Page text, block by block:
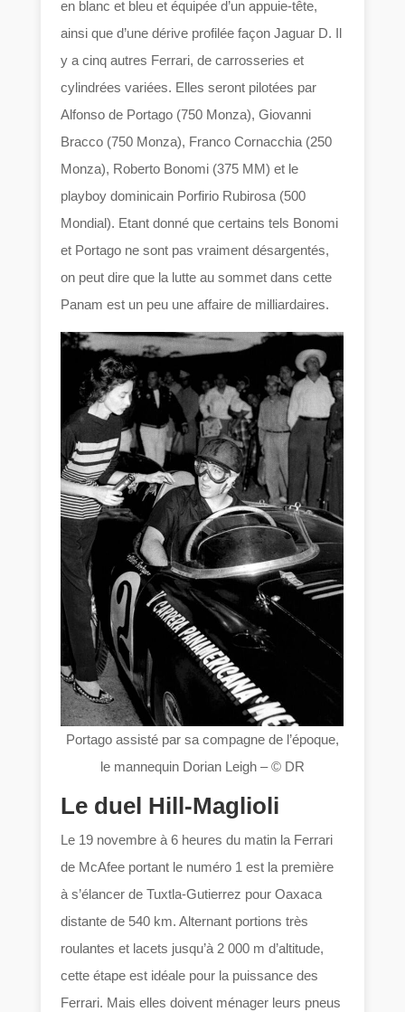
en blanc et bleu et équipée d’un appuie-tête,
ainsi que d’une dérive profilée façon Jaguar D. Il
y a cinq autres Ferrari, de carrosseries et
cylindrées variées. Elles seront pilotées par
Alfonso de Portago (750 Monza), Giovanni
Bracco (750 Monza), Franco Cornacchia (250
Monza), Roberto Bonomi (375 MM) et le
playboy dominicain Porfirio Rubirosa (500
Mondial). Etant donné que certains tels Bonomi
et Portago ne sont pas vraiment désargentés,
on peut dire que la lutte au sommet dans cette
Panam est un peu une affaire de milliardaires.
Portago assisté par sa compagne de l’époque,
le mannequin Dorian Leigh – © DR
Le duel Hill-Maglioli
Le 19 novembre à 6 heures du matin la Ferrari
de McAfee portant le numéro 1 est la première
à s’élancer de Tuxtla-Gutierrez pour Oaxaca
distante de 540 km. Alternant portions très
roulantes et lacets jusqu’à 2 000 m d’altitude,
cette étape est idéale pour la puissance des
Ferrari. Mais elles doivent ménager leurs pneus